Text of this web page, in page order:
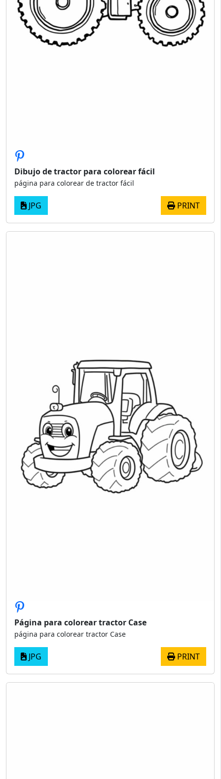
Dibujo de tractor para colorear fácil
página para colorear de tractor fácil
JPG PRINT
Página para colorear tractor Case
página para colorear tractor Case
JPG PRINT